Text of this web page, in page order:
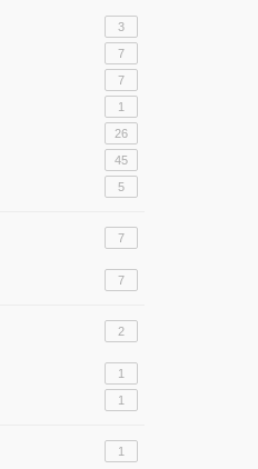
3
7
7
1
26
45
5
7
7
2
1
1
1